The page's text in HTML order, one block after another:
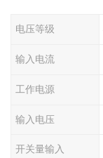
电压等级
输入电流
工作电源
输入电压
开关量输入